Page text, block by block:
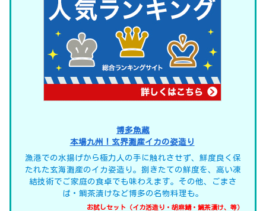
博多魚蔵
本場九州！玄界灘産イカの姿造り
漁港での水揚げから極力人の手に触れさせず、鮮度良く保
たれた玄海灘産のイカ姿造り。捌きたての鮮度を、高い凍
結技術でご家庭の食卓でも味わえます。その他、ごまさ
ば・鯛茶漬けなど博多の名物料理も。
お試しセット（イカ活造り・胡麻鯖・鯛茶漬け、等）